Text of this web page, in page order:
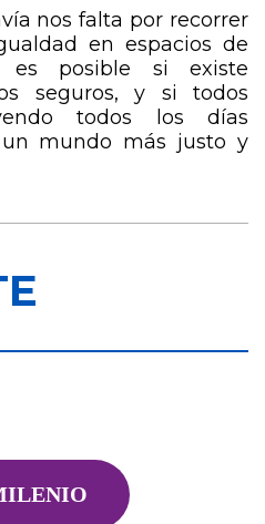
nos falta por recorrer
en espacios de
es posible si existe
seguros, y si todos
todos los días
mundo más justo y